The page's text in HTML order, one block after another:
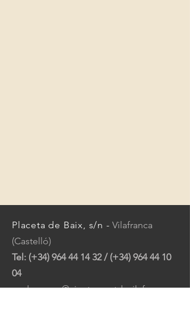
Placeta de Baix, s/n - Vilafranca
(Castelló)
Tel: (+34) 964 44 14 32/ (+34) 964 44 10
04
pedraensec@ajuntamentdevilafranca.e